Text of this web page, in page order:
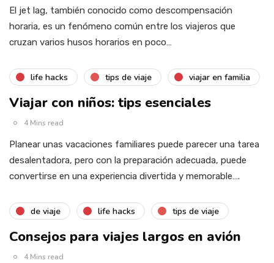
El jet lag, también conocido como descompensación
horaria, es un fenómeno común entre los viajeros que
cruzan varios husos horarios en poco…
life hacks tips de viaje viajar en familia
Viajar con niños: tips esenciales
4 Mins read
Planear unas vacaciones familiares puede parecer una tarea
desalentadora, pero con la preparación adecuada, puede
convertirse en una experiencia divertida y memorable….
de viaje life hacks tips de viaje
Consejos para viajes largos en avión
4 Mins read